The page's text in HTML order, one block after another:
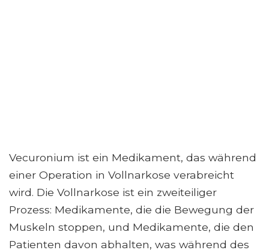
Vecuronium ist ein Medikament, das während
einer Operation in Vollnarkose verabreicht
wird. Die Vollnarkose ist ein zweiteiliger
Prozess: Medikamente, die die Bewegung der
Muskeln stoppen, und Medikamente, die den
Patienten davon abhalten, was während des